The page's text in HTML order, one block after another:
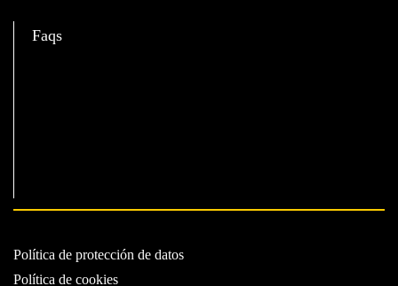
Faqs
Política de protección de datos
Política de cookies